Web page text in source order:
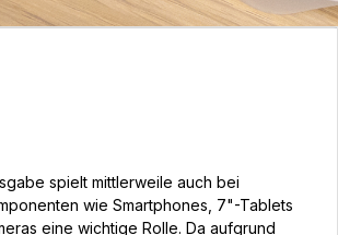
spielt mittlerweile auch bei
wie Smartphones, 7"-Tablets
eine wichtige Rolle. Da aufgrund